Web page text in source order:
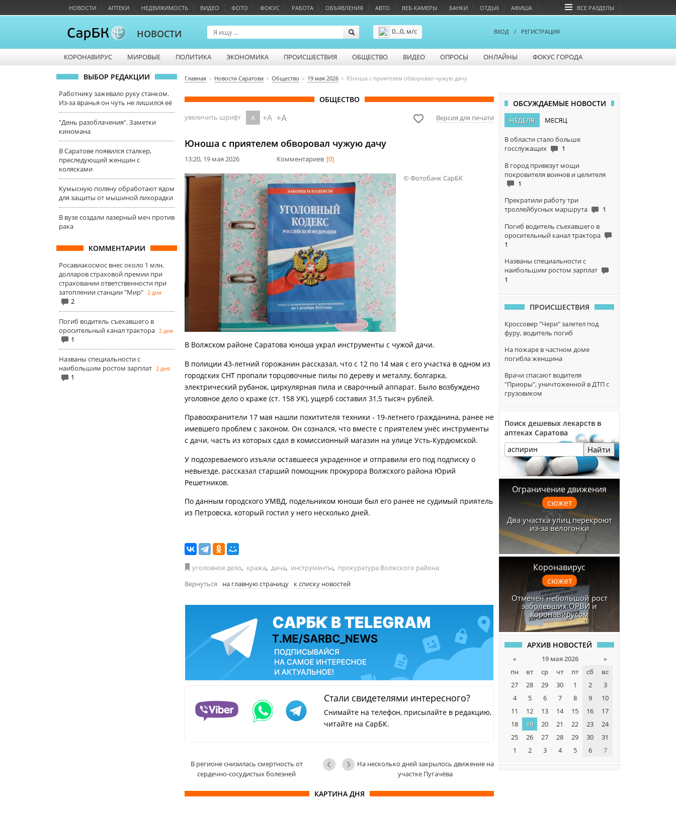
НОВОСТИ АПТЕКИ НЕДВИЖИМОСТЬ ВИДЕО ФОТО ФОКУС РАБОТА ОБЪЯВЛЕНИЯ АВТО ВЕБ-КАМЕРЫ БАНКИ ОТДЫХ АФИША ВСЕ РАЗДЕЛЫ
НОВОСТИ
0...0, м/с
ВХОД / РЕГИСТРАЦИЯ
КОРОНАВИРУС МИРОВЫЕ ПОЛИТИКА ЭКОНОМИКА ПРОИСШЕСТВИЯ ОБЩЕСТВО ВИДЕО ОПРОСЫ ОНЛАЙНЫ ФОКУС ГОРОДА
ВЫБОР РЕДАКЦИИ
Работнику зажевало руку станком.
Из-за вранья он чуть не лишился её
"День разоблачения". Заметки
киномана
В Саратове появился сталкер,
преследующий женщин с
колясками
Кумысную поляну обработают ядом
для защиты от мышиной лихорадки
В вузе создали лазерный меч против
рака
КОММЕНТАРИИ
Росавиакосмос внес около 1 млн.
долларов страховой премии при
страховании ответственности при
затоплении станции "Мир" 2 дня
2
Погиб водитель съехавшего в
оросительный канал трактора 2 дня
1
Названы специальности с
наибольшим ростом зарплат 2 дня
1
Главная Новости Саратова Общество 19 мая 2026 Юноша с приятелем обворовал чужую дачу
ОБЩЕСТВО
увеличить шрифт A +A +A Версия для печати
Юноша с приятелем обворовал чужую дачу
13:20, 19 мая 2026 Комментариев [0]
© Фотобанк СарБК
В Волжском районе Саратова юноша украл инструменты с чужой дачи.
В полиции 43-летний горожанин рассказал, что с 12 по 14 мая с его участка в одном из
городских СНТ пропали торцовочные пилы по дереву и металлу, болгарка,
электрический рубанок, циркулярная пила и сварочный аппарат. Было возбуждено
уголовное дело о краже (ст. 158 УК), ущерб составил 31,5 тысяч рублей.
Правоохранители 17 мая нашли похитителя техники - 19-летнего гражданина, ранее не
имевшего проблем с законом. Он сознался, что вместе с приятелем унёс инструменты
с дачи, часть из которых сдал в комиссионный магазин на улице Усть-Курдюмской.
У подозреваемого изъяли оставшееся украденное и отправили его под подписку о
невыезде, рассказал старший помощник прокурора Волжского района Юрий
Решетников.
По данным городского УМВД, подельником юноши был его ранее не судимый приятель
из Петровска, который гостил у него несколько дней.
уголовное дело, кража, дача, инструменты, прокуратура Волжского района
Вернуться
на главную страницу к списку новостей
Стали свидетелями интересного?
Снимайте на телефон, присылайте в редакцию,
читайте на СарБК.
В регионе снизилась смертность от
сердечно-сосудистых болезней
На несколько дней закрылось движение на
участке Пугачёва
КАРТИНА ДНЯ
ОБСУЖДАЕМЫЕ НОВОСТИ
НЕДЕЛЯ МЕСЯЦ
В области стало больше
госслужащих
1
В город привезут мощи
покровителя воинов и целителя
1
Прекратили работу три
троллейбусных маршрута
1
Погиб водитель съехавшего в
оросительный канал трактора
1
Названы специальности с
наибольшим ростом зарплат
1
ПРОИСШЕСТВИЯ
Кроссовер "Чери" залетел под
фуру, водитель погиб
На пожаре в частном доме
погибла женщина
Врачи спасают водителя
"Приоры", уничтоженной в ДТП с
грузовиком
Поиск дешевых лекарств в
аптеках Саратова
Найти
Ограничение движения
сюжет
Два участка улиц перекроют
из-за велогонки
Коронавирус
сюжет
Отмечен небольшой рост
заболевших ОРВИ и
коронавирусом
АРХИВ НОВОСТЕЙ
« 19 мая 2026
»
пн
вт ср чт пт сб
вс
27
28 29 30 1 2
3
4
5 6 7 8 9
10
11
12 13 14 15 16
17
18
19 20 21 22 23
24
25
26 27 28 29 30
31
1
2 3 4 5 6 7